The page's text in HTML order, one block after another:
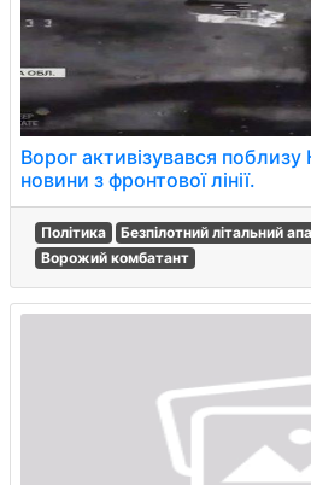
Ворог активізувався поблизу
новини з фронтової лінії.
Політика
Безпілотний літальний
Ворожий комбатант